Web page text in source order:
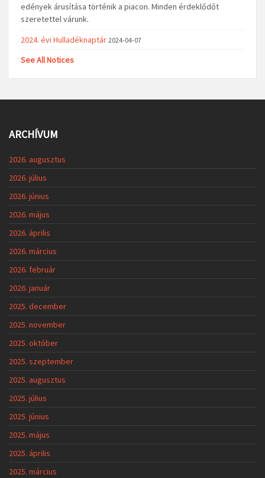
edények árusítása történik a piacon. Minden érdeklődőt
szeretettel várunk.
2024. évi Hulladéknaptár 2024-04-07
See All Notices
ARCHÍVUM
2026. augusztus
2026. július
2026. június
2026. május
2026. április
2026. március
2026. február
2026. január
2025. december
2025. november
2025. október
2025. szeptember
2025. augusztus
2025. július
2025. június
2025. május
2025. április
2025. március